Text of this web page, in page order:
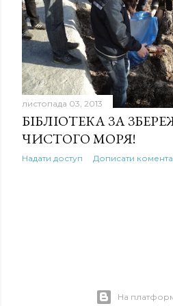
к
а
ц
і
ї
листопада 03, 2013
БІБЛІОТЕКА ЗА
ЧИСТОГО МОРЯ!
Надати доступ Дописати
На